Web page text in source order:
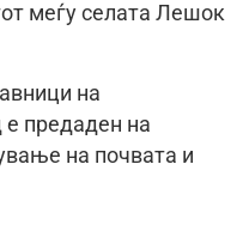
меѓу селата Лешок
на
предаден на
на почвата и